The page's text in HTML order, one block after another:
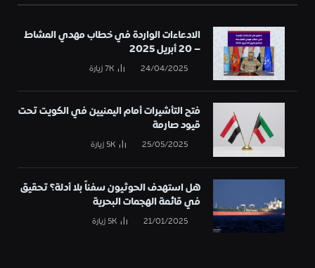
الادعاءات الواردة في خطاب مهدي المشاط
– 20 أبريل 2025
24/04/2025
7Kزيارة
فتح التأشيرات أمام اليمنيين في الكويت تحت
قيود صارمة
25/05/2025
5Kزيارة
هل استهدف الحوثيون سفناً بلا أدلة؟ تحقيق
في قائمة الهجمات البحرية
21/01/2025
5Kزيارة